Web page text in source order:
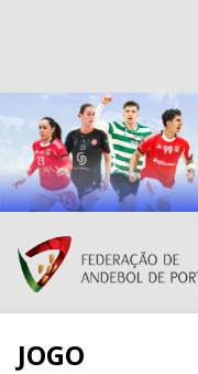
Federação
Grátis -
JOGO